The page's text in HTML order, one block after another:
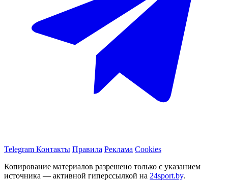
Telegram Контакты Правила Реклама Cookies
Копирование материалов разрешено только с указанием
источника — активной гиперссылкой на 24sport.by.